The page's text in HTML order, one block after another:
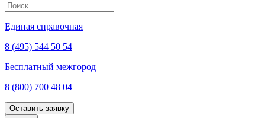
Единая справочная
8 (495) 544 50 54
Бесплатный межгород
8 (800) 700 48 04
Оставить заявку